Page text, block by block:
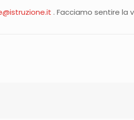
. Facciamo sentire la